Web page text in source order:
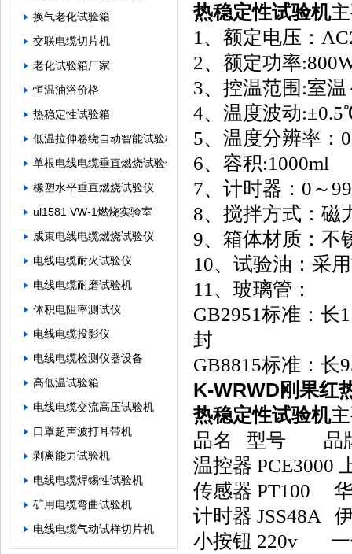
换气老化试验箱
交联电缆切片机
老化试验箱厂家
恒温油浴价格
热稳定性试验箱
低温拉伸卷绕自动智能试验机
单根电线电缆垂直燃烧试验仪
橡塑水平垂直燃烧试验仪
ul1581 VW-1燃烧实验室
成束电线电缆燃烧试验仪
电线电缆耐火试验仪
电线电缆耐磨试验机
体积电阻率测试仪
电线电缆投影仪
电线电缆检测仪器设备
高低温试验箱
电线电缆交流高压试验机
口罩超声波打耳带机
剥离能力试验机
电线电缆焊锡性试验机
矿用电缆弯曲试验机
电线电缆气动试样切片机
热稳定性试验机
1、额定电压：
2、额定功率
3、控温范围:室
4、温度波动
5、温度分辨率
6、容积:1000ml
7、计时器：0～
8、搅拌方式：
9、箱体材质：
10、试验油：采
11、玻璃管：
GB2951标准：长
封
GB8815标准：长
K-WRWD刚果红
热稳定性试验机
品名 型号 品
温控器 PCE3000
传感器 PT100
计时器 JSS48A
小按钮 220v